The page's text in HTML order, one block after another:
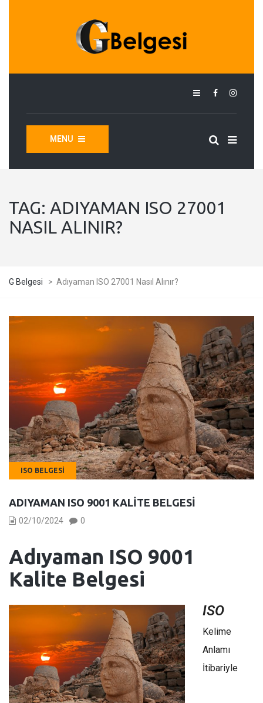
MENU
TAG: ADIYAMAN ISO 27001
NASIL ALINIR?
G Belgesi > Adıyaman ISO 27001 Nasıl Alınır?
ISO BELGESI
ADIYAMAN ISO 9001 KALITE BELGESI
02/10/2024 0
Adıyaman ISO 9001
Kalite Belgesi
ISO
Kelime
Anlamı
İtibariyle